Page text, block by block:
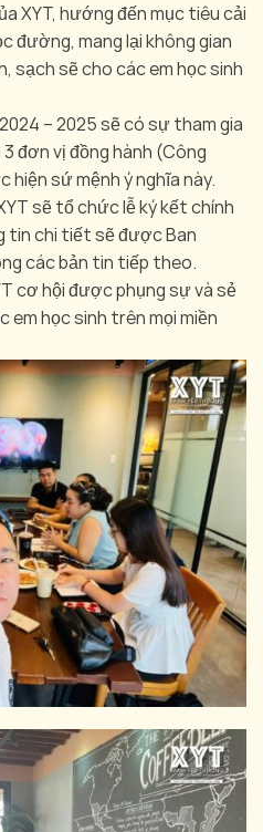
XYT, hướng đến mục tiêu cải
đường, mang lại không gian
sạch sẽ cho các em học sinh
– 2025 sẽ có sự tham gia
đơn vị đồng hành (Công
sứ mệnh ý nghĩa này.
sẽ tổ chức lễ ký kết chính
tin chi tiết sẽ được Ban
các bản tin tiếp theo.
cơ hội được phụng sự và sẻ
học sinh trên mọi miền